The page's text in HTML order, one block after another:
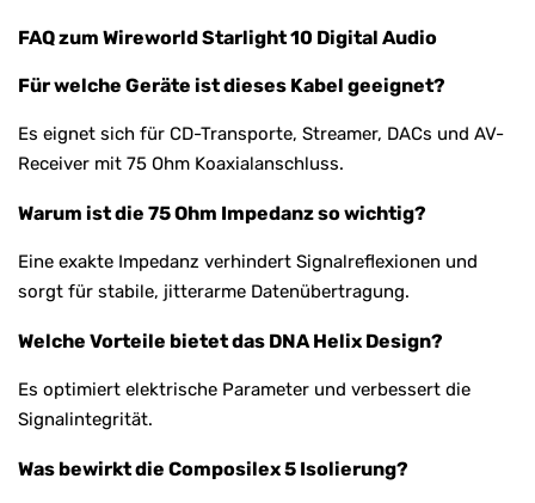
FAQ zum Wireworld Starlight 10 Digital Audio
Für welche Geräte ist dieses Kabel geeignet?
Es eignet sich für CD-Transporte, Streamer, DACs und AV-
Receiver mit 75 Ohm Koaxialanschluss.
Warum ist die 75 Ohm Impedanz so wichtig?
Eine exakte Impedanz verhindert Signalreflexionen und
sorgt für stabile, jitterarme Datenübertragung.
Welche Vorteile bietet das DNA Helix Design?
Es optimiert elektrische Parameter und verbessert die
Signalintegrität.
Was bewirkt die Composilex 5 Isolierung?